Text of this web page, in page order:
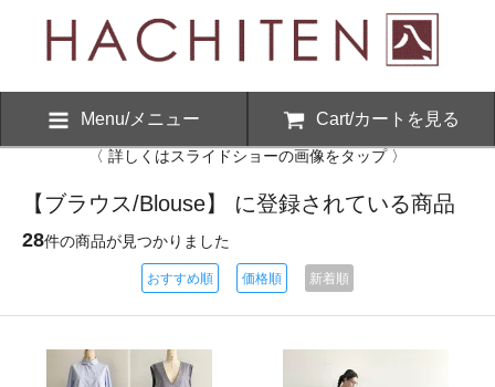
Menu/メニュー Cart/カートを見る
〈 詳しくはスライドショーの画像をタップ 〉
【ブラウス/Blouse】 に登録されている商品
28件の商品が見つかりました
おすすめ順 価格順 新着順